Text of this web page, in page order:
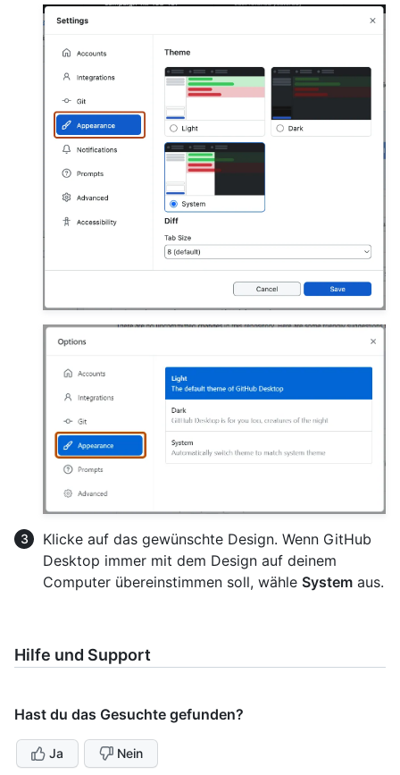
Klicke auf das gewünschte Design. Wenn GitHub
Desktop immer mit dem Design auf deinem
Computer übereinstimmen soll, wähle System aus.
Hilfe und Support
Hast du das Gesuchte gefunden?
Ja Nein